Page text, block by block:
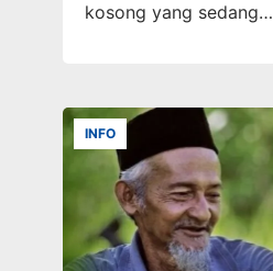
kosong yang sedang…
INFO